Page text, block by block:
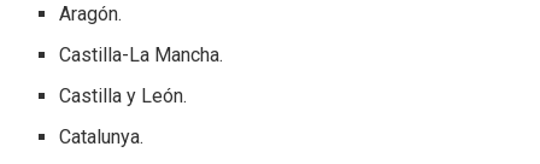
Aragón.
Castilla-La Mancha.
Castilla y León.
Catalunya.